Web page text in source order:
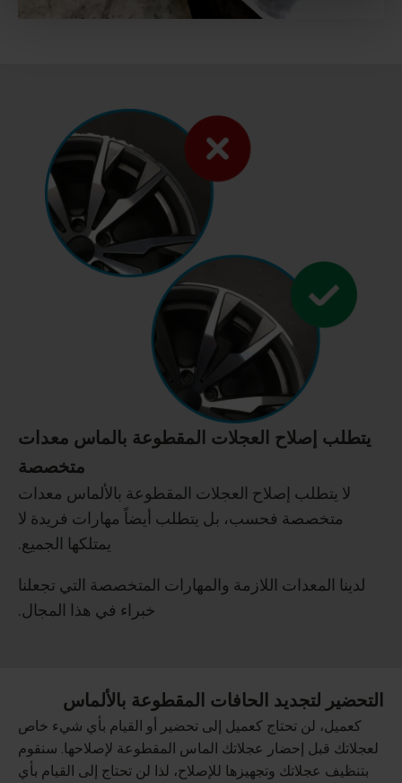
يتطلب إصلاح العجلات المقطوعة بالماس معدات
متخصصة
لا يتطلب إصلاح العجلات المقطوعة بالألماس معدات
متخصصة فحسب، بل يتطلب أيضاً مهارات فريدة لا
يمتلكها الجميع.
لدينا المعدات اللازمة والمهارات المتخصصة التي تجعلنا
خبراء في هذا المجال.
التحضير لتجديد الحافات المقطوعة بالألماس
كعميل، لن تحتاج كعميل إلى تحضير أو القيام بأي شيء خاص
لعجلاتك قبل إحضار عجلاتك الماس المقطوعة لإصلاحها. سنقوم
بتنظيف عجلاتك وتجهيزها للإصلاح، لذا لن تحتاج إلى القيام بأي